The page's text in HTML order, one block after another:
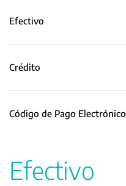
Efectivo
Crédito
Código de Pago Electrónico
Efectivo